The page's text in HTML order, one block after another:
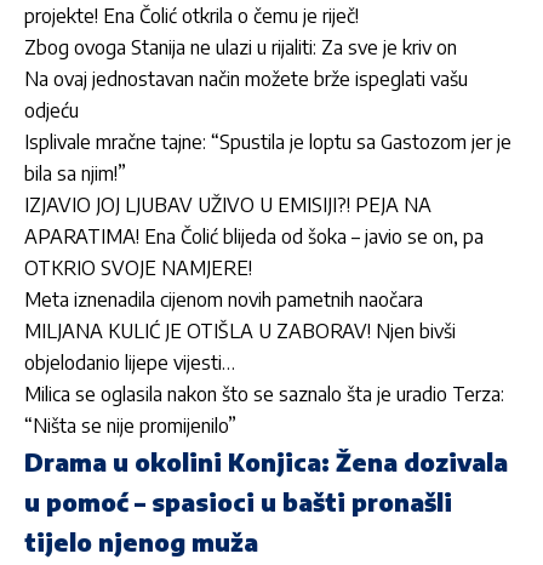
projekte! Ena Čolić otkrila o čemu je riječ!
Zbog ovoga Stanija ne ulazi u rijaliti: Za sve je kriv on
Na ovaj jednostavan način možete brže ispeglati vašu
odjeću
Isplivale mračne tajne: “Spustila je loptu sa Gastozom jer je
bila sa njim!”
IZJAVIO JOJ LJUBAV UŽIVO U EMISIJI?! PEJA NA
APARATIMA! Ena Čolić blijeda od šoka – javio se on, pa
OTKRIO SVOJE NAMJERE!
Meta iznenadila cijenom novih pametnih naočara
MILJANA KULIĆ JE OTIŠLA U ZABORAV! Njen bivši
objelodanio lijepe vijesti…
Milica se oglasila nakon što se saznalo šta je uradio Terza:
“Ništa se nije promijenilo”
Drama u okolini Konjica: Žena dozivala
u pomoć – spasioci u bašti pronašli
tijelo njenog muža